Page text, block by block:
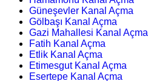
Güneşevler Kanal Açma
Gölbaşı Kanal Açma
Gazi Mahallesi Kanal Açma
Fatih Kanal Açma
Etlik Kanal Açma
Etimesgut Kanal Açma
Esertepe Kanal Açma